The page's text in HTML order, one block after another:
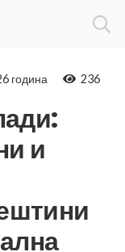
година 236
и